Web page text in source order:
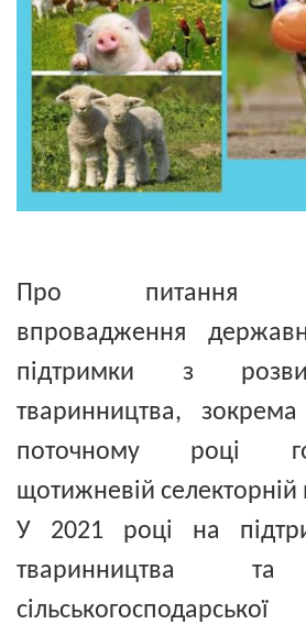
Про питання
впровадження
підтримки з
тваринництва,
поточному році
щотижневій селекторній
У 2021 році на
тваринництва та